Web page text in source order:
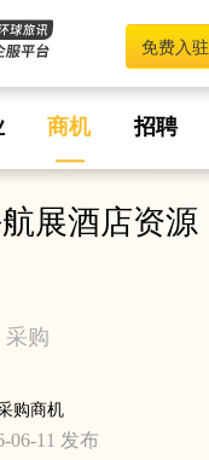
免费入驻
商机 招聘
展酒店资源
采购
购商机
06-11 发布